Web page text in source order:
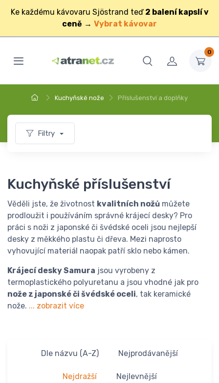
Ke každému kávovaru Sjöstrand teď 2 balení kapslí v
ceně → Vybrat kávovar
0
Kuchyňské nože Příslušenství a doplňky
Filtry
Kuchyňské příslušenství
Věděli jste, že životnost kvalitních nožů můžete
prodloužit i používáním správné krájecí desky? Pro
práci s noži z japonské či švédské oceli jsou nejlepší
desky z měkkého plastu či dřeva. Mezi naprosto
vyhovující materiál naopak patří sklo nebo kámen.
Krájecí desky Samura jsou vyrobeny z
termoplastického polyuretanu a jsou vhodné jak pro
nože z japonské či švédské oceli, tak keramické
nože. ... zobrazit více
Dle názvu (A-Z) Nejprodávanější
Nejdražší Nejlevnější